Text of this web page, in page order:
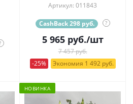
Артикул: 011843
CashBack 298 руб. ?
5 965руб./шт
7 457 руб.
-25%
Экономия 1 492 руб.
НОВИНКА